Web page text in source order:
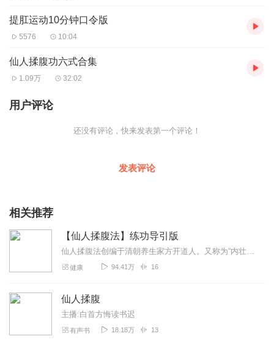
提肛运动10分钟口令版
5576 10:04
仙人揉腹功六式合集
1.09万 32:02
用户评论
还没有评论，快来发表第一个评论！
发表评论
相关推荐
【仙人揉腹法】练功导引版
仙人揉腹法创编于清朝养生家方开道人。又称为“内壮法”，通过简单有序的轻柔按摩方法，使内脏元气汇聚，气血运行通畅，而达到“内气强壮”的目的。仙人揉腹法，与一般的...
健康 94.41万 16
仙人揉腹
主播:白首方悔读书迟
有声书 18.18万 13